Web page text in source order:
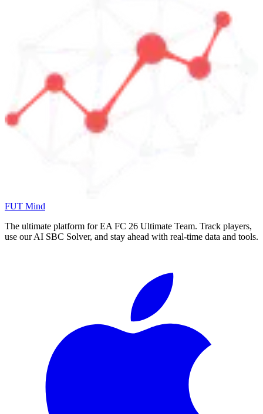
FUT Mind
The ultimate platform for EA FC 26 Ultimate Team. Track players,
use our AI SBC Solver, and stay ahead with real-time data and tools.